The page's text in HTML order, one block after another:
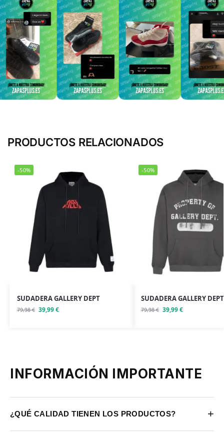
PRODUCTOS RELACIONADOS
-50%
SUDADERA GALLERY DEPT
79,98€ 39,99€
-50%
SUDADERA GALLERY DEPT
79,98€ 39,99€
INFORMACIÓN IMPORTANTE
¿QUÉ CALIDAD TIENEN LOS PRODUCTOS? +